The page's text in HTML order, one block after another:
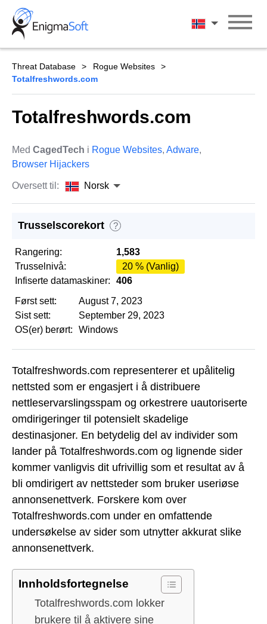
Skip
content
Norsk
Threat Database
Rogue Websites
Totalfreshwords.com
Totalfreshwords.com
Med CagedTech i Rogue Websites, Adware,
Browser Hijackers
Oversett til: Norsk
Trusselscorekort ?
Rangering:
1,583
Trusselnivå:
20 % (Vanlig)
Infiserte datamaskiner:
406
Først sett:
August 7, 2023
Sist sett:
September 29, 2023
OS(er) berørt:
Windows
Totalfreshwords.com representerer et upålitelig
nettsted som er engasjert i å distribuere
nettleservarslingsspam og orkestrere uautoriserte
omdirigeringer til potensielt skadelige
destinasjoner. En betydelig del av individer som
lander på Totalfreshwords.com og lignende sider
kommer vanligvis dit ufrivillig som et resultat av å
bli omdirigert av nettsteder som bruker useriøse
annonsenettverk. Forskere kom over
Totalfreshwords.com under en omfattende
undersøkelse av sider som utnytter akkurat slike
annonsenettverk.
Innholdsfortegnelse
Totalfreshwords.com lokker
brukere til å aktivere sine